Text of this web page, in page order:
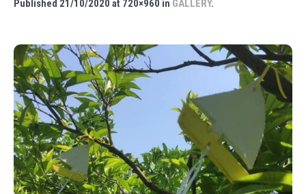
Published 21/10/2020 at 720×960 in GALLERY.